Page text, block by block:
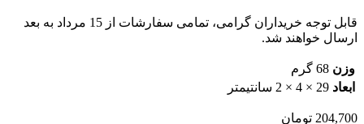
قابل توجه خریداران گرامی، تمامی سفارشات از 15 مرداد به بعد
ارسال خواهند شد.
وزن 68 گرم
ابعاد 29 × 4 × 2 سانتیمتر
204,700 تومان